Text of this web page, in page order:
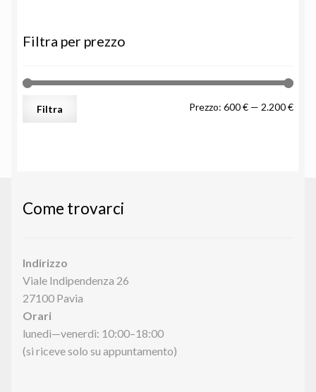
Filtra per prezzo
Filtra Prezzo: 600 € — 2.200 €
Come trovarci
Indirizzo
Viale Indipendenza 26
27100 Pavia
Orari
lunedì—venerdì: 10:00–18:00
(si riceve solo su appuntamento)